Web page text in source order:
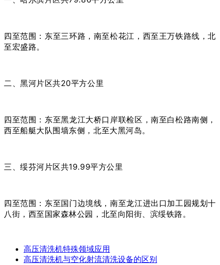
四至范围：东至三环路，南至松花江，西至王万铁路线，北
至宏盛路。
二、黑河片区共20平方公里
四至范围：东至黑龙江大桥口岸联检区，南至白松路南侧，
西至船艇大队围墙东侧，北至大黑河岛。
三、绥芬河片区共19.99平方公里
四至范围：东至国门边境线，南至龙江进出口加工园规划十
八街，西至国家森林公园，北至向阳街、滨绥铁路。
高压清洗机特殊领域应用
高压清洗机与空化射流清洗设备的区别